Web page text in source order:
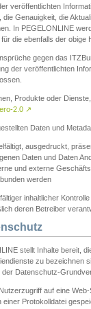
veröffentlichten
die Genauigkeit, die
In PEGELONLINE
die ebenfalls der obige
gegen das
der veröffentlichten
Produkte oder
2.0 ↗
Daten und
ausgedruckt,
Daten und Daten
und externe
werden
inhaltlicher
deren Betreiber
stellt Inhalte bereit,
zu bezeichnen
der Datenschutz-
auf eine
einer Protokolldatei